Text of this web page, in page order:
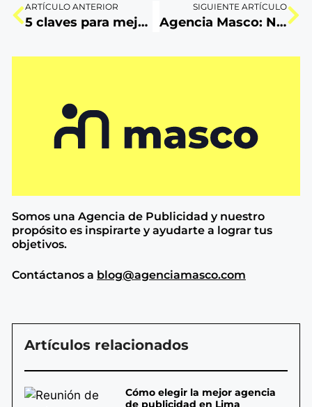
ARTÍCULO ANTERIOR
5 claves para mejorar la UX en tu app
SIGUIENTE ARTÍCULO
Agencia Masco: Nuestra propuesta de color y tipografía
Somos una Agencia de Publicidad y nuestro
propósito es inspirarte y ayudarte a lograr tus
objetivos.
Contáctanos a blog@agenciamasco.com
Artículos relacionados
Cómo elegir la mejor agencia
de publicidad en Lima